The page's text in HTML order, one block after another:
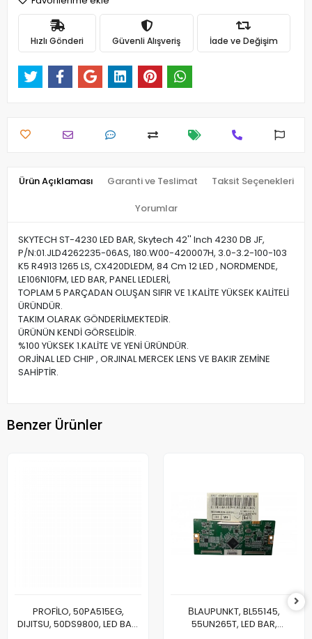
Hızlı Gönderi Güvenli Alışveriş İade ve Değişim
Ürün Açıklaması Garanti ve Teslimat Taksit Seçenekleri
Yorumlar
SKYTECH ST-4230 LED BAR, Skytech 42'' Inch 4230 DB JF,
P/N:01.JLD4262235-06AS, 180.W00-420007H, 3.0-3.2-100-103
K5 R4913 1265 LS, CX420DLEDM, 84 Cm 12 LED , NORDMENDE,
LE106N10FM, LED BAR, PANEL LEDLERİ,
TOPLAM 5 PARÇADAN OLUŞAN SIFIR VE 1.KALİTE YÜKSEK KALİTELİ
ÜRÜNDÜR.
TAKIM OLARAK GÖNDERİLMEKTEDİR.
ÜRÜNÜN KENDİ GÖRSELİDİR.
%100 YÜKSEK 1.KALİTE VE YENİ ÜRÜNDÜR.
ORJİNAL LED CHIP , ORJINAL MERCEK LENS VE BAKIR ZEMİNE
SAHİPTİR.
Benzer Ürünler
PROFİLO, 50PA515EG,
DIJITSU, 50DS9800, LED BAR,
ВLAUPUNKT, BL55145,
55UN265T, LED BAR,